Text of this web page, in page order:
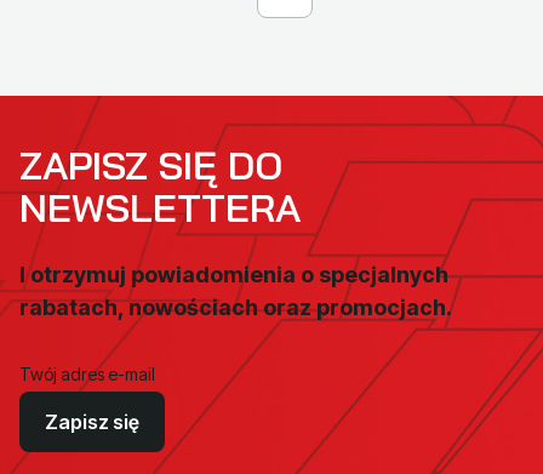
ZAPISZ SIĘ DO
NEWSLETTERA
I otrzymuj powiadomienia o specjalnych
rabatach, nowościach oraz promocjach.
Twój adres e-mail
Zapisz się